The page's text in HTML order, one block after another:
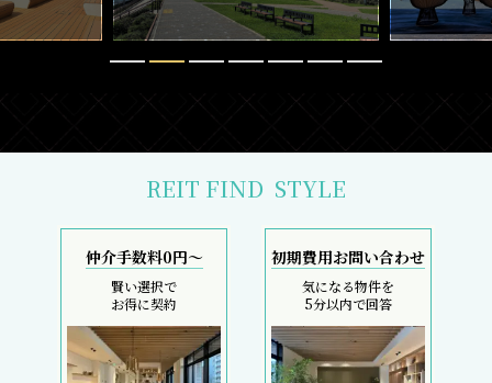
REIT FIND STYLE
仲介手数料0円～
賢い選択で
お得に契約
初期費用お問い合わせ
気になる物件を
5分以内で回答